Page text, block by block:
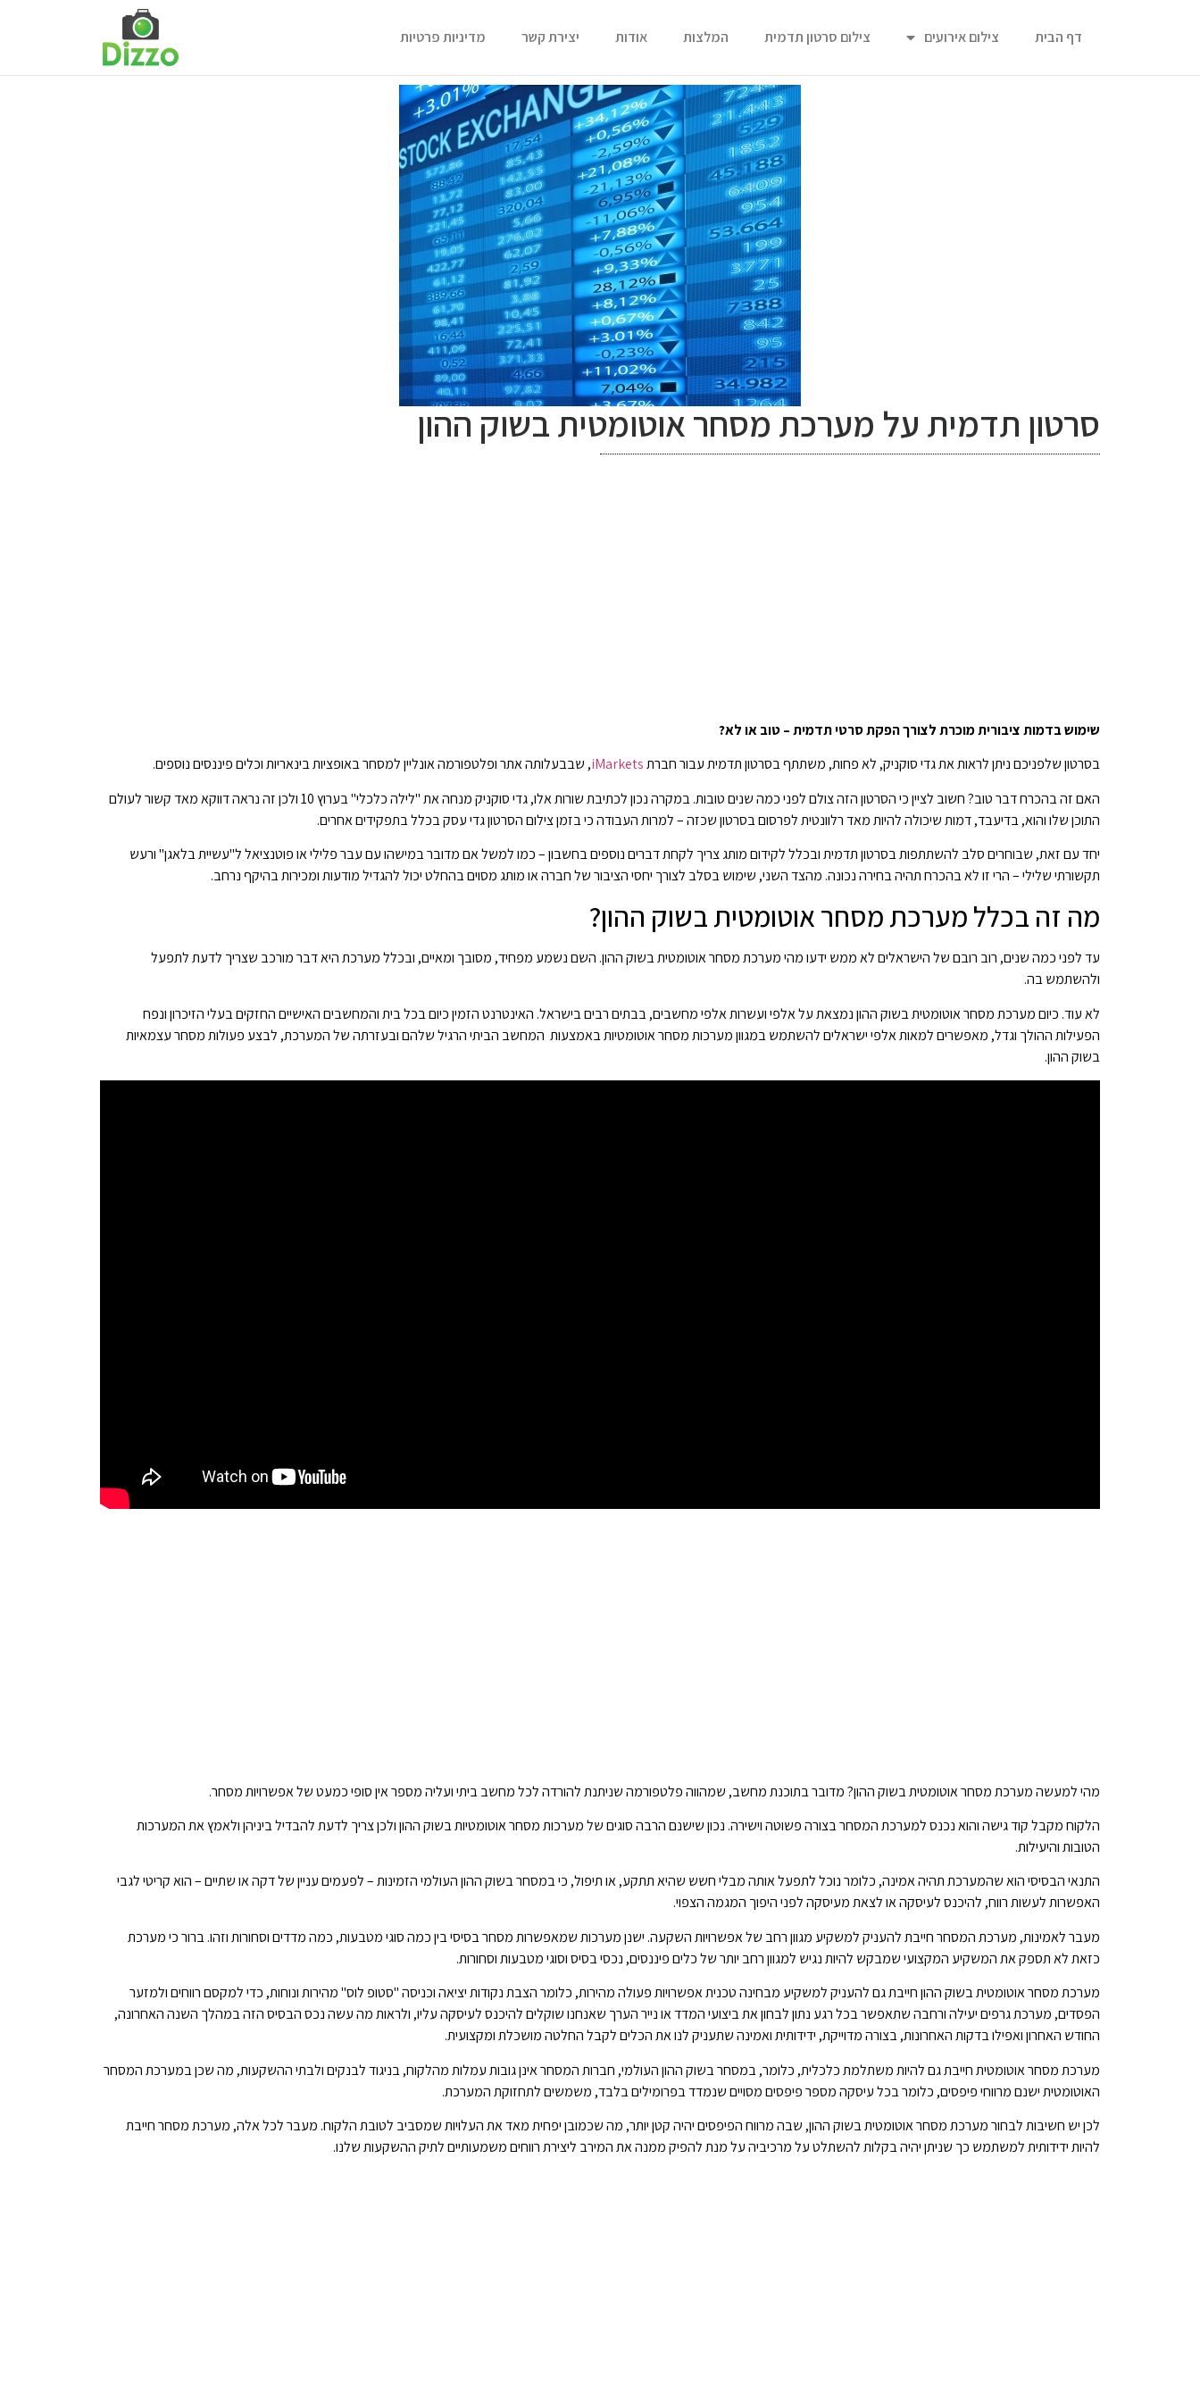
דף הבית צילום אירועים צילום סרטון תדמית המלצות אודות יצירת קשר מדיניות פרטיות
סרטון תדמית על מערכת מסחר אוטומטית בשוק ההון
שימוש בדמות ציבורית מוכרת לצורך הפקת סרטי תדמית – טוב או לא?
בסרטון שלפניכם ניתן לראות את גדי סוקניק, לא פחות, משתתף בסרטון תדמית עבור חברתiMarkets, שבבעלותה אתר ופלטפורמה אונליין למסחר באופציות בינאריות וכלים פיננסים נוספים.
האם זה בהכרח דבר טוב? חשוב לציין כי הסרטון הזה צולם לפני כמה שנים טובות. במקרה נכון לכתיבת שורות אלו, גדי סוקניק מנחה את "לילה כלכלי" בערוץ 10 ולכן זה נראה דווקא מאד קשור לעולם
התוכן שלו והוא, בדיעבד, דמות שיכולה להיות מאד רלוונטית לפרסום בסרטון שכזה – למרות העבודה כי בזמן צילום הסרטון גדי עסק בכלל בתפקידים אחרים.
יחד עם זאת, שבוחרים סלב להשתתפות בסרטון תדמית ובכלל לקידום מותג צריך לקחת דברים נוספים בחשבון – כמו למשל אם מדובר במישהו עם עבר פלילי או פוטנציאל ל"עשיית בלאגן" ורעש
תקשורתי שלילי – הרי זו לא בהכרח תהיה בחירה נכונה. מהצד השני, שימוש בסלב לצורך יחסי הציבור של חברה או מותג מסוים בהחלט יכול להגדיל מודעות ומכירות בהיקף נרחב.
מה זה בכלל מערכת מסחר אוטומטית בשוק ההון?
עד לפני כמה שנים, רוב רובם של הישראלים לא ממש ידעו מהי מערכת מסחר אוטומטית בשוק ההון. השם נשמע מפחיד, מסובך ומאיים, ובכלל מערכת היא דבר מורכב שצריך לדעת לתפעל
ולהשתמש בה.
לא עוד. כיום מערכת מסחר אוטומטית בשוק ההון נמצאת על אלפי ועשרות אלפי מחשבים, בבתים רבים בישראל. האינטרנט הזמין כיום בכל בית והמחשבים האישיים החזקים בעלי הזיכרון ונפח
הפעילות ההולך וגדל, מאפשרים למאות אלפי ישראלים להשתמש במגוון מערכות מסחר אוטומטיות באמצעות המחשב הביתי הרגיל שלהם ובעזרתה של המערכת, לבצע פעולות מסחר עצמאיות
בשוק ההון.
מהי למעשה מערכת מסחר אוטומטית בשוק ההון? מדובר בתוכנת מחשב, שמהווה פלטפורמה שניתנת להורדה לכל מחשב ביתי ועליה מספר אין סופי כמעט של אפשרויות מסחר.
הלקוח מקבל קוד גישה והוא נכנס למערכת המסחר בצורה פשוטה וישירה. נכון שישנם הרבה סוגים של מערכות מסחר אוטומטיות בשוק ההון ולכן צריך לדעת להבדיל ביניהן ולאמץ את המערכות
הטובות והיעילות.
התנאי הבסיסי הוא שהמערכת תהיה אמינה, כלומר נוכל לתפעל אותה מבלי חשש שהיא תתקע, או תיפול, כי במסחר בשוק ההון העולמי הזמינות – לפעמים עניין של דקה או שתיים – הוא קריטי לגבי
האפשרות לעשות רווח, להיכנס לעיסקה או לצאת מעיסקה לפני היפוך המגמה הצפוי.
מעבר לאמינות, מערכת המסחר חייבת להעניק למשקיע מגוון רחב של אפשרויות השקעה. ישנן מערכות שמאפשרות מסחר בסיסי בין כמה סוגי מטבעות, כמה מדדים וסחורות וזהו. ברור כי מערכת
כזאת לא תספק את המשקיע המקצועי שמבקש להיות נגיש למגוון רחב יותר של כלים פיננסים, נכסי בסיס וסוגי מטבעות וסחורות.
מערכת מסחר אוטומטית בשוק ההון חייבת גם להעניק למשקיע מבחינה טכנית אפשרויות פעולה מהירות, כלומר הצבת נקודות יציאה וכניסה "סטופ לוס" מהירות ונוחות, כדי למקסם רווחים ולמזער
הפסדים, מערכת גרפים יעילה ורחבה שתאפשר בכל רגע נתון לבחון את ביצועי המדד או נייר הערך שאנחנו שוקלים להיכנס לעיסקה עליו, ולראות מה עשה נכס הבסיס הזה במהלך השנה האחרונה,
החודש האחרון ואפילו בדקות האחרונות, בצורה מדוייקת, ידידותית ואמינה שתעניק לנו את הכלים לקבל החלטה מושכלת ומקצועית.
מערכת מסחר אוטומטית חייבת גם להיות משתלמת כלכלית, כלומר, במסחר בשוק ההון העולמי, חברות המסחר אינן גובות עמלות מהלקוח, בניגוד לבנקים ולבתי ההשקעות, מה שכן במערכת המסחר
האוטומטית ישנם מרווחי פיפסים, כלומר בכל עיסקה מספר פיפסים מסויים שנמדד בפרומילים בלבד, משמשים לתחזוקת המערכת.
לכן יש חשיבות לבחור מערכת מסחר אוטומטית בשוק ההון, שבה מרווח הפיפסים יהיה קטן יותר, מה שכמובן יפחית מאד את העלויות שמסביב לטובת הלקוח. מעבר לכל אלה, מערכת מסחר חייבת
להיות ידידותית למשתמש כך שניתן יהיה בקלות להשתלט על מרכיביה על מנת להפיק ממנה את המירב ליצירת רווחים משמעותיים לתיק ההשקעות שלנו.